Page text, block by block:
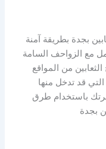
بجدة بطريقة آمنة
مع الزواحف السامة
من المواقع
التي قد تدخل منها
باستخدام طرق
بجدة